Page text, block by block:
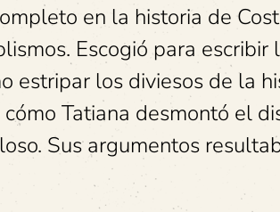
en la historia de
Escogió para escribir
estripar los diviesos de la
Tatiana desmontó el
Sus argumentos